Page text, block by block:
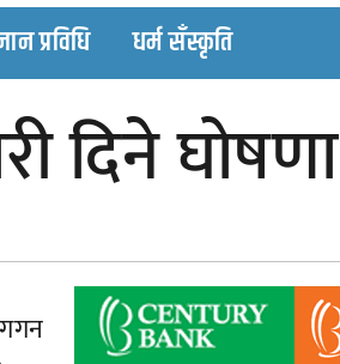
प्रविधि धर्म सँस्कृति
दिने घोषणा